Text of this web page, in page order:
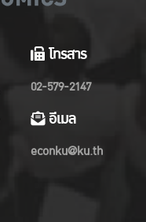
โทรสาร
02-579-2147
อีเมล
econku@ku.th